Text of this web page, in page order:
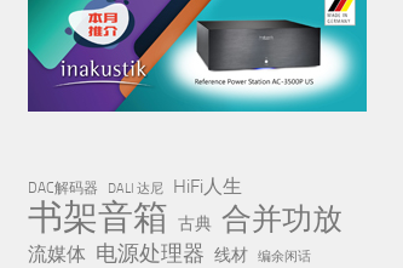
DAC解码器 DALI 达尼 HiFi人生
书架音箱 古典 合并功放
流媒体 电源处理器 线材 编余闲话